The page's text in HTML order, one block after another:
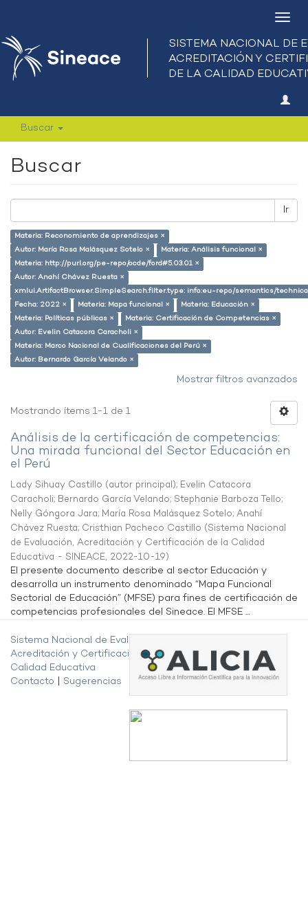
Buscar
Buscar
Ir
Materia: Reconomiento de aprendizajes ×
Autor: María Rosa Malásquez Sotelo ×
Materia: Análisis funcional ×
Materia: http://purl.org/pe-repo/ocde/ford#5.03.01 ×
Autor: Anahí Chávez Ruesta ×
xmlui.ArtifactBrowser.SimpleSearch.filter.type: info:eu-repo/semantics/
Fecha: 2022 ×
Materia: Mapa funcional ×
Materia: Educación ×
Materia: Políticas públicas ×
Materia: Certificación de Competencias ×
Autor: Evelin Catacora Caracholi ×
Materia: Marco Nacional de Cualificaciones del Perú ×
Autor: Bernardo García Velando ×
Mostrar filtros avanzados
Mostrando ítems 1-1 de 1
Análisis de la certificación de competencias:
Una mirada funcional del Sector Educación en
el Perú
Lady Sihuay Castillo (autor principal); Evelin Catacora
Caracholi; Bernardo García Velando; Stephanie Barboza Tello;
Nelly Góngora Jara; María Rosa Malásquez Sotelo; Anahí
Chávez Ruesta; Cristhian Pacheco Castillo (Sistema Nacional
de Evaluación, Acreditación y Certificación de la Calidad
Educativa - SINEACE, 2022-10-19)
El presente documento describe al sector Educación y
desarrolla un instrumento denominado “Mapa Funcional
Sectorial de Educación” (MFSE) para fines de certificación de
competencias profesionales del Sineace. El MFSE ...
Sistema Nacional de Evaluación,
Acreditación y Certificación de la
Calidad Educativa
Contacto
Sugerencias